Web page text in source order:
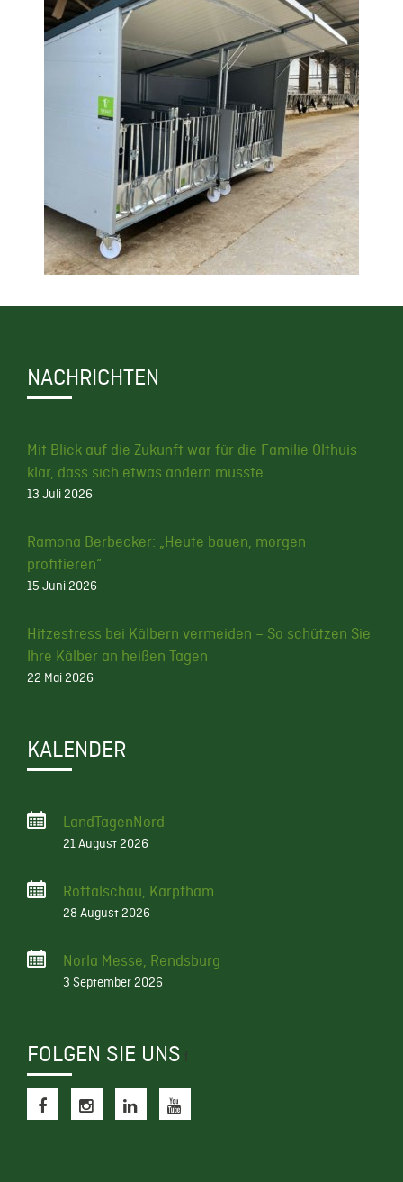
NACHRICHTEN
Mit Blick auf die Zukunft war für die Familie Olthuis
klar, dass sich etwas ändern musste.
13 Juli 2026
Ramona Berbecker: „Heute bauen, morgen
profitieren“
15 Juni 2026
Hitzestress bei Kälbern vermeiden – So schützen Sie
Ihre Kälber an heißen Tagen
22 Mai 2026
KALENDER
LandTagenNord
21 August 2026
Rottalschau, Karpfham
28 August 2026
Norla Messe, Rendsburg
3 September 2026
FOLGEN SIE UNS f